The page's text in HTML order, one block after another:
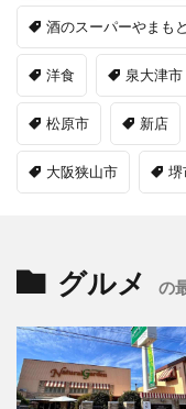
酒のスーパーやまも
洋食 泉大津市
松原市 新店
大阪狭山市 堺
グルメ の